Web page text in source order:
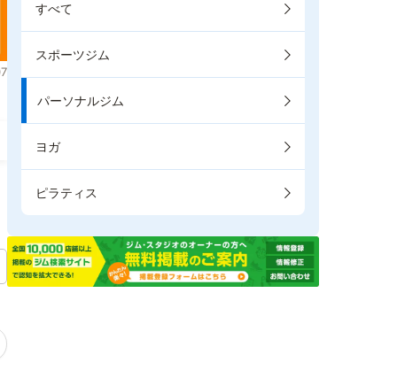
すべて
スポーツジム
パーソナルジム
ヨガ
ピラティス